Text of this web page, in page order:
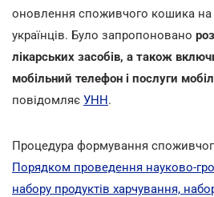
оновлення споживчого кошика на
українців. Було запропоновано
лікарських засобів, а також
мобільний телефон і послуги
повідомляє УНН.
Процедура формування
Порядком проведення науково-
набору продуктів харчування,